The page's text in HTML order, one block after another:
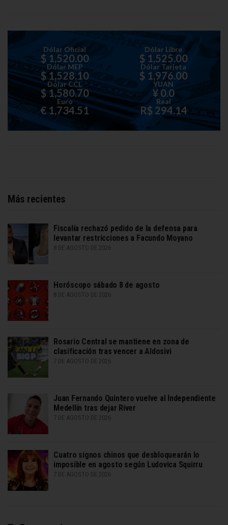
Dólar Oficial
$ 1,520.00
Dólar Libre
$ 1,525.00
Dólar MEP
$ 1,528.10
Dólar Tarjeta
$ 1,976.00
Dólar CCL
$ 1,580.70
YUAN
¥ 0.0
Euro
€ 1,734.51
Real
R$ 294.14
Más recientes
Fiscalía rechazó pedido de la defensa para
levantar restricciones a Facundo Moyano
8 DE AGOSTO DE 2026
Horóscopo sábado 8 de agosto
8 DE AGOSTO DE 2026
Rosario Central se mantiene en zona de
clasificación tras vencer a Aldosivi
7 DE AGOSTO DE 2026
Juan Fernando Quintero vuelve al Independiente
Medellín tras dejar River
7 DE AGOSTO DE 2026
Cuatro signos chinos que desbloquearán lo
imposible en agosto según Ludovica Squirru
7 DE AGOSTO DE 2026